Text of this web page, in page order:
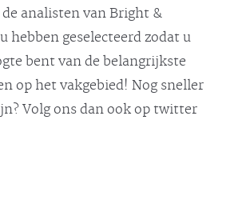
analisten van Bright &
hebben geselecteerd zodat u
bent van de belangrijkste
op het vakgebied! Nog sneller
Volg ons dan ook op twitter